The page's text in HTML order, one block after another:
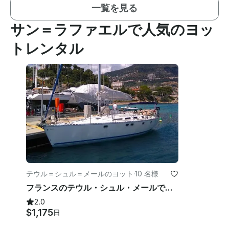
一覧を見る
サン＝ラファエルで人気のヨッ
トレンタル
テウル＝シュル＝メールのヨット ·10 名様
フランスのテウル・シュル・メールでクルージング・モノハルをチャーターしよう
2.0
$1,175日